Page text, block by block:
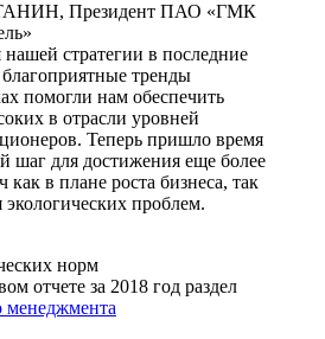
Президент ПАО «ГМК
нашей стратегии в последние
тренды
помогли нам обеспечить
в отрасли уровней
Теперь пришло время
шаг для достижения еще более
как в плане роста бизнеса, так
проблем.
норм
отчете за 2018 год раздел
менеджмента